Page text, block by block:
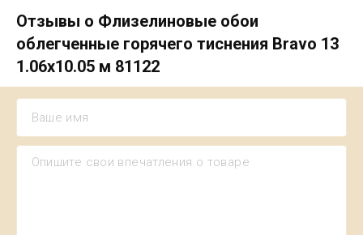
Отзывы о Флизелиновые обои
облегченные горячего тиснения Bravo 13
1.06х10.05 м 81122